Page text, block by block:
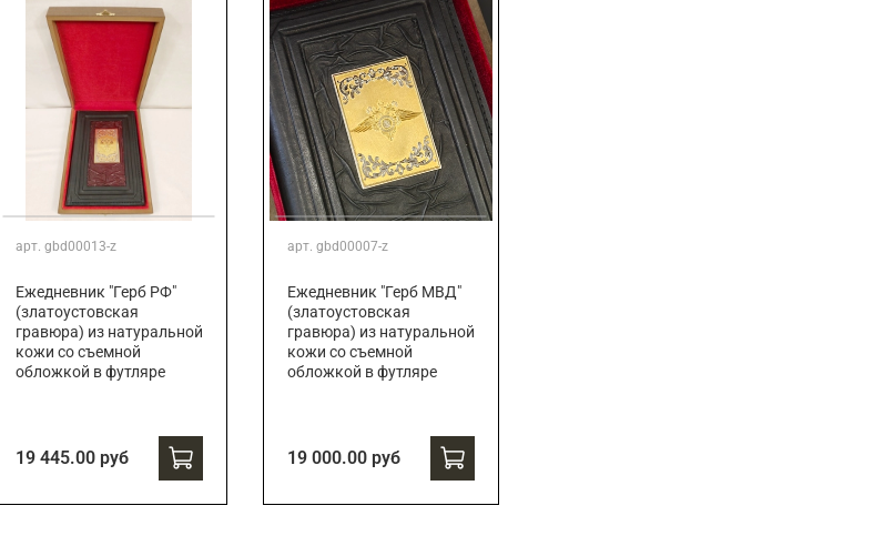
арт. gbd00013-z
Ежедневник "Герб РФ"
(златоустовская
гравюра) из натуральной
кожи со съемной
обложкой в футляре
19 445.00 руб
арт. gbd00007-z
Ежедневник "Герб МВД"
(златоустовская
гравюра) из натуральной
кожи со съемной
обложкой в футляре
19 000.00 руб